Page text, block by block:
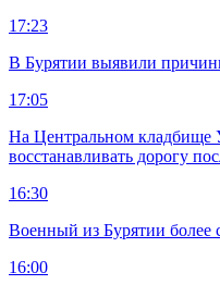
17:23
В Бурятии выявили
17:05
На Центральном кладбище
восстанавливать дорогу
16:30
Военный из Бурятии более
16:00